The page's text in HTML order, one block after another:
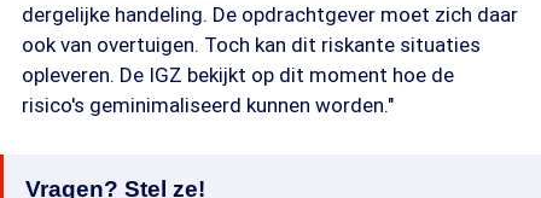
dergelijke handeling. De opdrachtgever moet zich daar
ook van overtuigen. Toch kan dit riskante situaties
opleveren. De IGZ bekijkt op dit moment hoe de
risico's geminimaliseerd kunnen worden."
Vragen? Stel ze!